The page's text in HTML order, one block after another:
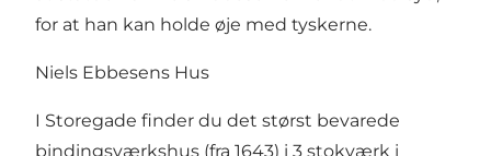
for at han kan holde øje med tyskerne.
Niels Ebbesens Hus
I Storegade finder du det størst bevarede
bindingsværkshus (fra 1643) i 3 stokværk i